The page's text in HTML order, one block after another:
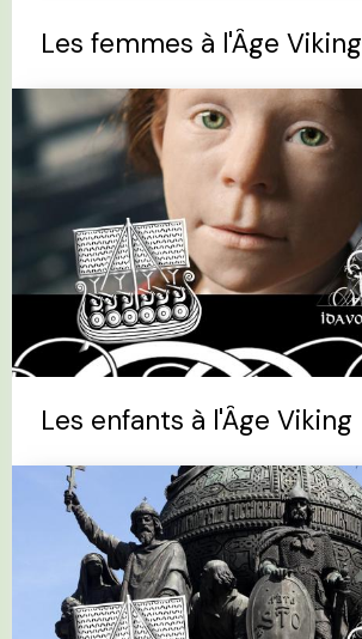
Les femmes à l'Âge Viking
Les enfants à l'Âge Viking